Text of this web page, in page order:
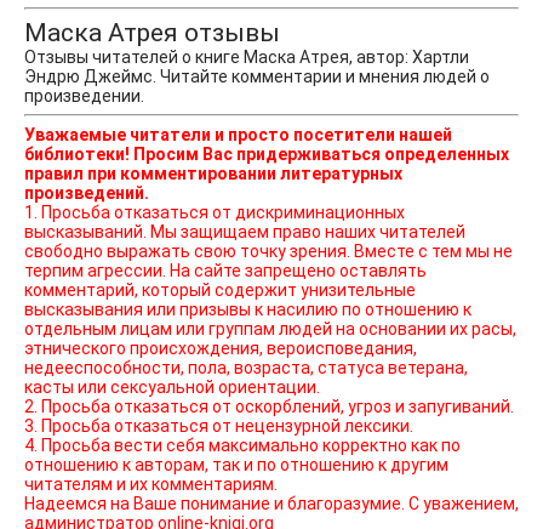
Маска Атрея отзывы
Отзывы читателей о книге Маска Атрея, автор: Хартли
Эндрю Джеймс. Читайте комментарии и мнения людей о
произведении.
Уважаемые читатели и просто посетители нашей
библиотеки! Просим Вас придерживаться определенных
правил при комментировании литературных
произведений.
1. Просьба отказаться от дискриминационных
высказываний. Мы защищаем право наших читателей
свободно выражать свою точку зрения. Вместе с тем мы не
терпим агрессии. На сайте запрещено оставлять
комментарий, который содержит унизительные
высказывания или призывы к насилию по отношению к
отдельным лицам или группам людей на основании их расы,
этнического происхождения, вероисповедания,
недееспособности, пола, возраста, статуса ветерана,
касты или сексуальной ориентации.
2. Просьба отказаться от оскорблений, угроз и запугиваний.
3. Просьба отказаться от нецензурной лексики.
4. Просьба вести себя максимально корректно как по
отношению к авторам, так и по отношению к другим
читателям и их комментариям.
Надеемся на Ваше понимание и благоразумие. С уважением,
администратор online-knigi.org